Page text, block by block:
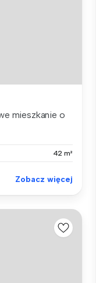
mieszkanie o
42 m²
Zobacz więcej